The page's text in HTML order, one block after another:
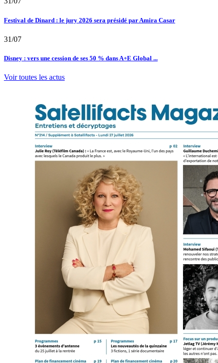
Festival de Dinard : le jury 2026 sera présidé par Amira Casar
31/07
Disney : vers une cession de ses 50 % dans A+E Global ...
Voir toutes les actus